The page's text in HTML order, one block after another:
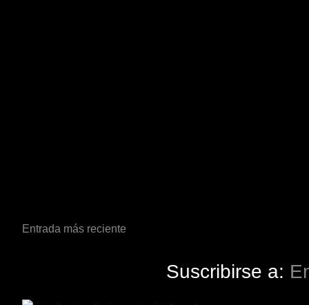
Entrada más reciente
Suscribirse a: